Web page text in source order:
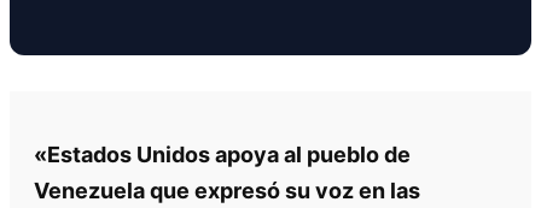
«Estados Unidos apoya al pueblo de
Venezuela que expresó su voz en las